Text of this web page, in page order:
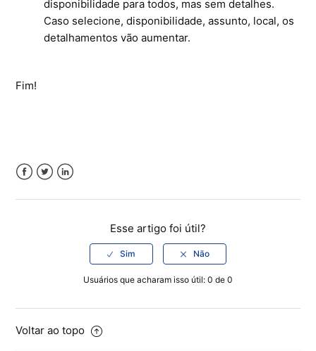
disponibilidade para todos, mas sem detalhes.
Caso selecione, disponibilidade, assunto, local, os
detalhamentos vão aumentar.
Fim!
Esse artigo foi útil?
Usuários que acharam isso útil: 0 de 0
Voltar ao topo